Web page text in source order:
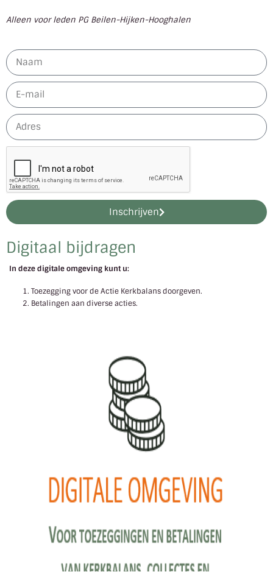
Digitaal bijdragen
In deze digitale omgeving kunt u:
Toezegging voor de Actie Kerkbalans doorgeven.
Betalingen aan diverse acties.
Alleen voor leden PG Beilen-Hijken-Hooghalen
Inschrijven